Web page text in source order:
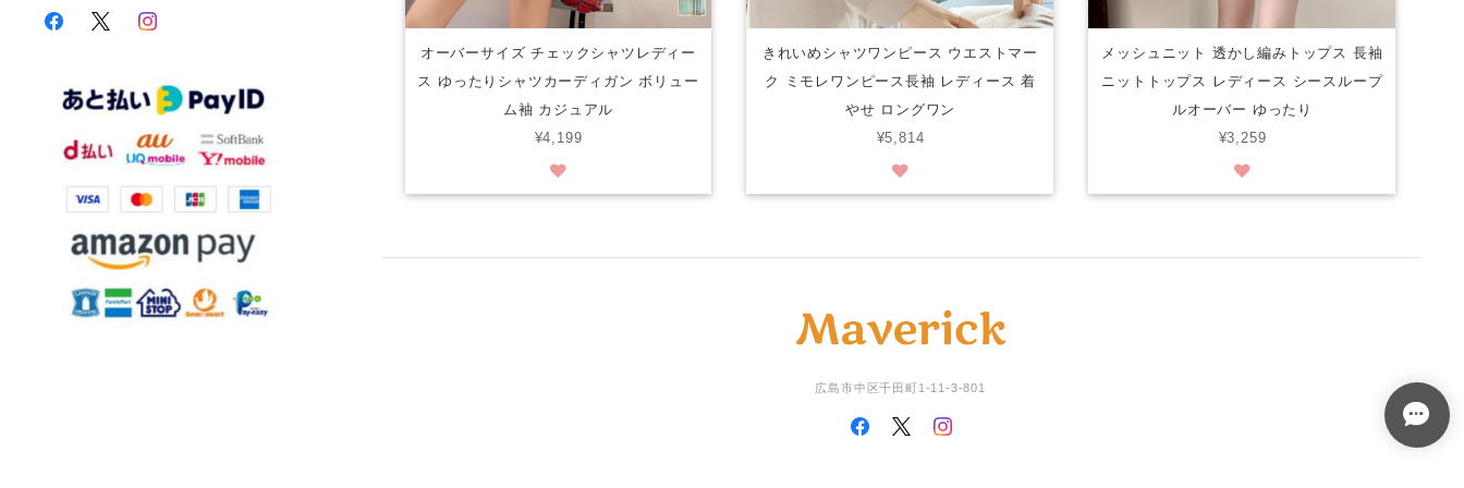
オーバーサイズ チェックシャツレディー
ス ゆったりシャツカーディガン ボリュー
ム袖 カジュアル
¥4,199
きれいめシャツワンピース ウエストマー
ク ミモレワンピース長袖 レディース 着
やせ ロングワン
¥5,814
メッシュニット 透かし編みトップス 長袖
ニットトップス レディース シースループ
ルオーバー ゆったり
¥3,259
広島市中区千田町1-11-3-801